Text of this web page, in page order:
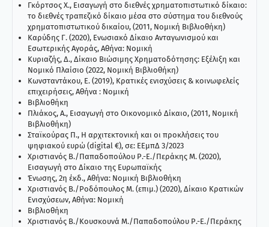
Γκόρτσος Χ., Εισαγωγή στο διεθνές χρηματοπιστωτικό δίκαιο:
το διεθνές τραπεζικό δίκαιο μέσα στο σύστημα του διεθνούς
χρηματοπιστωτικού δικαίου, (2011, Νομική Βιβλιοθήκη)
Καρύδης Γ. (2020), Ενωσιακό Δίκαιο Ανταγωνισμού και
Εσωτερικής Αγοράς, Αθήνα: Νομική
Kυριαζής, Δ., Δίκαιο Βιώσιμης Χρηματοδότησης: Εξέλιξη και
Νομικό Πλαίσιο (2022, Νοµική Βιβλιοθήκη)
Κωνσταντάκου, Ε. (2019), Κρατικές ενισχύσεις & κοινωφελείς
επιχειρήσεις, Αθήνα : Νομική
Βιβλιοθήκη
Πλιάκος, Α., Εισαγωγή στο Οικονομικό Δίκαιο, (2011, Νομική
Βιβλιοθήκη)
Σταϊκούρας Π., Η αρχιτεκτονική και οι προκλήσεις του
ψηφιακού ευρώ (digital €), σε: ΕΕμπΔ 3/2023
Χριστιανός Β./Παπαδοπούλου Ρ.-Ε./Περάκης Μ. (2020),
Εισαγωγή στο Δίκαιο της Ευρωπαϊκής
Ένωσης, 2η έκδ., Αθήνα: Νομική Βιβλιοθήκη
Χριστιανός Β./Ροδόπουλος Μ. (επιμ.) (2020), Δίκαιο Κρατικών
Ενισχύσεων, Αθήνα: Νομική
Βιβλιοθήκη
Χριστιανός Β./Κουσκουνά Μ./Παπαδοπούλου Ρ.-Ε./Περάκης